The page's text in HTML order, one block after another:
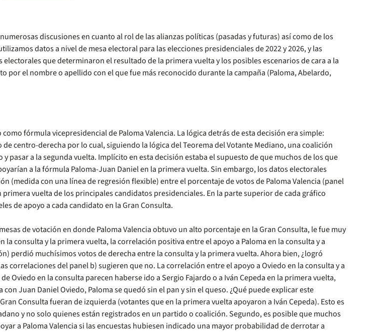
discusiones en cuanto al rol de las alianzas políticas (pasadas y futuras) así como de los
datos a nivel de mesa electoral para las elecciones presidenciales de 2022 y 2026, y las
que determinaron el resultado de la primera vuelta y los posibles escenarios de cara a la
por el nombre o apellido con el que fue más reconocido durante la campaña (Paloma, Abelardo,
fórmula vicepresidencial de Paloma Valencia. La lógica detrás de esta decisión era simple:
centro-derecha por lo cual, siguiendo la lógica del Teorema del Votante Mediano, una coalición
a la segunda vuelta. Implícito en esta decisión estaba el supuesto de que muchos de los que
a la fórmula Paloma-Juan Daniel en la primera vuelta. Sin embargo, los datos electorales
(medida con una línea de regresión flexible) entre el porcentaje de votos de Paloma Valencia (panel
vuelta de los principales candidatos presidenciales. En la parte superior de cada gráfico
de apoyo a cada candidato en la Gran Consulta.
de votación en donde Paloma Valencia obtuvo un alto porcentaje en la Gran Consulta, le fue muy
consulta y la primera vuelta, la correlación positiva entre el apoyo a Paloma en la consulta y a
perdió muchísimos votos de derecha entre la consulta y la primera vuelta. Ahora bien, ¿logró
correlaciones del panel b) sugieren que no. La correlación entre el apoyo a Oviedo en la consulta y a
Oviedo en la consulta parecen haberse ido a Sergio Fajardo o a Iván Cepeda en la primera vuelta,
Juan Daniel Oviedo, Paloma se quedó sin el pan y sin el queso. ¿Qué puede explicar este
Consulta fueran de izquierda (votantes que en la primera vuelta apoyaron a Iván Cepeda). Esto es
y no solo quienes están registrados en un partido o coalición. Segundo, es posible que muchos
a Paloma Valencia si las encuestas hubiesen indicado una mayor probabilidad de derrotar a